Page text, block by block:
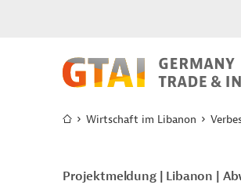
Wirtschaft im Libanon
Projektmeldung Libanon